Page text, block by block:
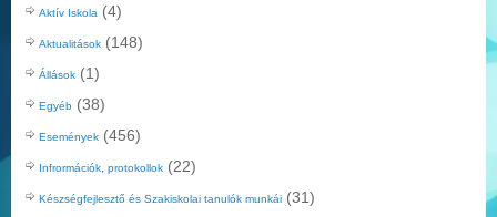
Aktív Iskola (4)
Aktualitások (148)
Állások (1)
Egyéb (38)
Események (456)
Infrormációk, protokollok (22)
Készségfejlesztő és Szakiskolai tanulók munkái (31)